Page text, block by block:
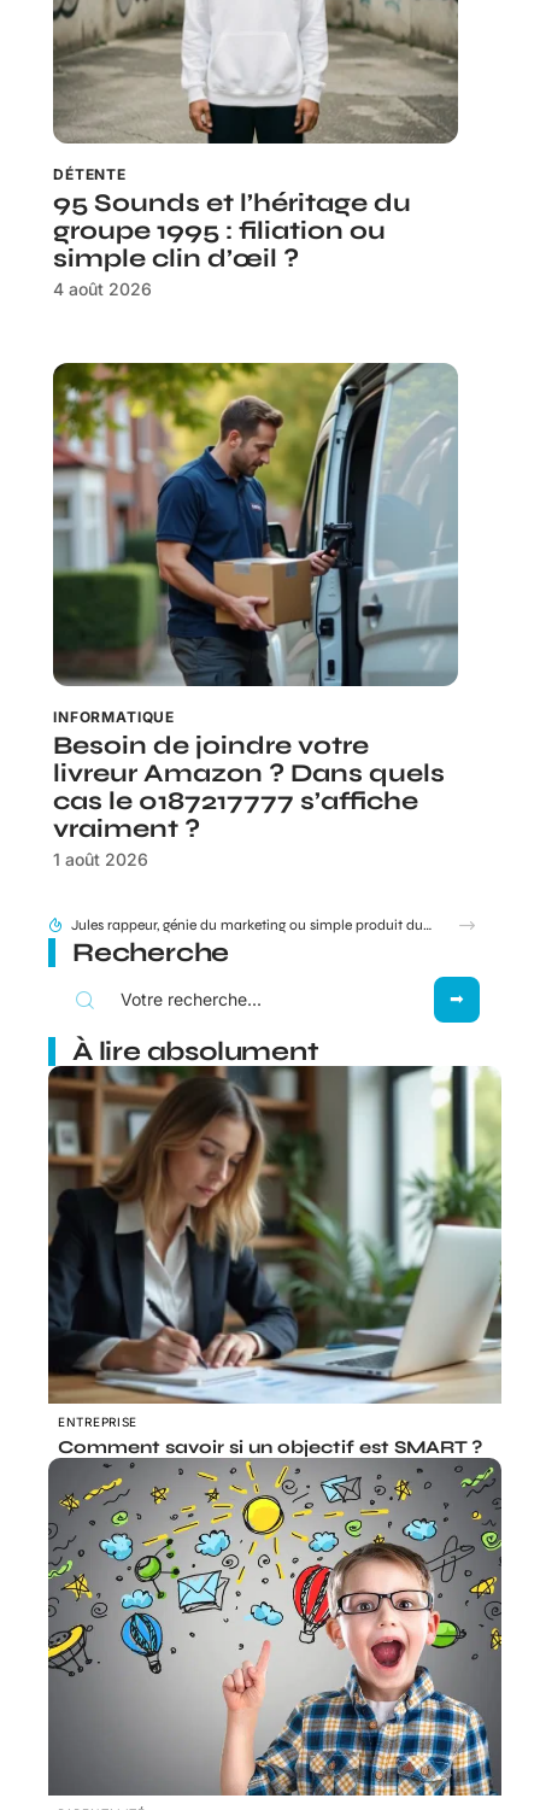
DÉTENTE
95 Sounds et l’héritage du
groupe 1995 : filiation ou
simple clin d’œil ?
4 août 2026
INFORMATIQUE
Besoin de joindre votre
livreur Amazon ? Dans quels
cas le 0187217777 s’affiche
vraiment ?
1 août 2026
Recherche
À lire absolument
ENTREPRISE
Comment savoir si un objectif est SMART ?